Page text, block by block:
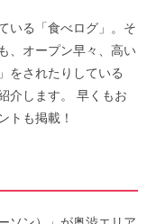
いる「食べログ」。そ
、オープン早々、高い
をされたりしている
介します。 早くもお
トも掲載！